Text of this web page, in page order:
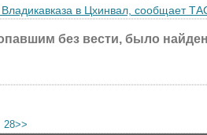
в Цхинвал, сообщает
без вести, было
28>>